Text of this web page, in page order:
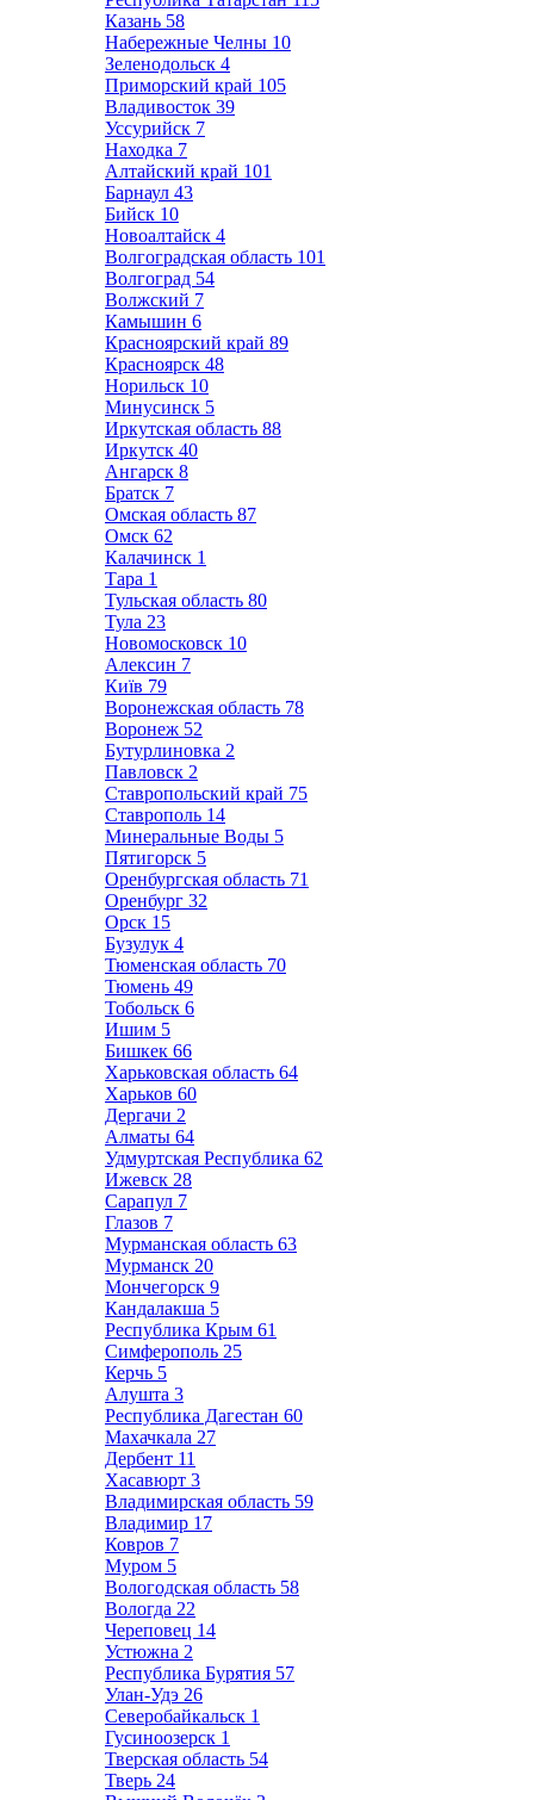
Казань 58
Набережные Челны 10
Зеленодольск 4
Приморский край 105
Владивосток 39
Уссурийск 7
Находка 7
Алтайский край 101
Барнаул 43
Бийск 10
Новоалтайск 4
Волгоградская область 101
Волгоград 54
Волжский 7
Камышин 6
Красноярский край 89
Красноярск 48
Норильск 10
Минусинск 5
Иркутская область 88
Иркутск 40
Ангарск 8
Братск 7
Омская область 87
Омск 62
Калачинск 1
Тара 1
Тульская область 80
Тула 23
Новомосковск 10
Алексин 7
Київ 79
Воронежская область 78
Воронеж 52
Бутурлиновка 2
Павловск 2
Ставропольский край 75
Ставрополь 14
Минеральные Воды 5
Пятигорск 5
Оренбургская область 71
Оренбург 32
Орск 15
Бузулук 4
Тюменская область 70
Тюмень 49
Тобольск 6
Ишим 5
Бишкек 66
Харьковская область 64
Харьков 60
Дергачи 2
Алматы 64
Удмуртская Республика 62
Ижевск 28
Сарапул 7
Глазов 7
Мурманская область 63
Мурманск 20
Мончегорск 9
Кандалакша 5
Республика Крым 61
Симферополь 25
Керчь 5
Алушта 3
Республика Дагестан 60
Махачкала 27
Дербент 11
Хасавюрт 3
Владимирская область 59
Владимир 17
Ковров 7
Муром 5
Вологодская область 58
Вологда 22
Череповец 14
Устюжна 2
Республика Бурятия 57
Улан-Удэ 26
Северобайкальск 1
Гусиноозерск 1
Тверская область 54
Тверь 24